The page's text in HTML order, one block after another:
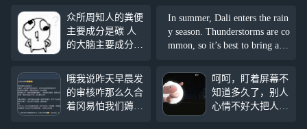
众所周知人的粪便
主要成分是碳 人
的大脑主要成分也
以把对方看成一坨
成精的食 而你是
条 你要吃掉他 (个
人观点不喜勿喷)
In summer, Dali enters the rain
y season. Thunderstorms are co
mmon, so it’s best to bring an
哦我说昨天早晨发
的审核咋那么久合
着冈易怕我们薅他
呵呵，盯着屏幕不
知道多久了，别人
心情不好大把人知